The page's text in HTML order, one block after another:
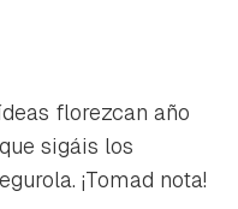
florezcan año
sigáis los
¡Tomad nota!